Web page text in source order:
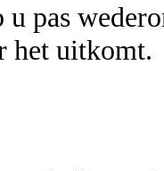
pas
het uitkomt.